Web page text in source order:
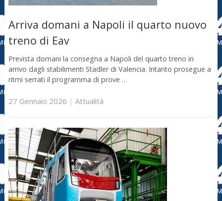
Arriva domani a Napoli il quarto nuovo
treno di Eav
Prevista domani la consegna a Napoli del quarto treno in
arrivo dagli stabilimenti Stadler di Valencia. Intanto prosegue a
ritmi serrati il programma di prove …
27 Gennaio 2026 | Attualità